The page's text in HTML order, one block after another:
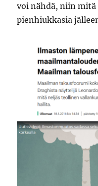
voi nähdä, niin
pienhiukkasia